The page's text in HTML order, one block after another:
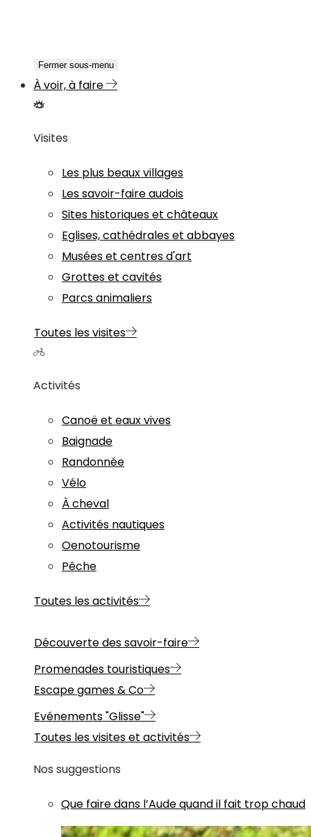
Fermer sous-menu
À voir, à faire
Visites
Les plus beaux villages
Les savoir-faire audois
Sites historiques et châteaux
Eglises, cathédrales et abbayes
Musées et centres d'art
Grottes et cavités
Parcs animaliers
Toutes les visites
Activités
Canoë et eaux vives
Baignade
Randonnée
Vélo
À cheval
Activités nautiques
Oenotourisme
Pêche
Toutes les activités
Découverte des savoir-faire
Promenades touristiques
Escape games & Co
Evénements "Glisse"
Toutes les visites et activités
Nos suggestions
Que faire dans l’Aude quand il fait trop chaud